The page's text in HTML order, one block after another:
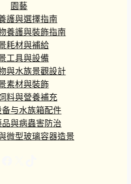
園藝
護與選擇指南
養護與裝飾指南
耗材與補給
工具與設備
與水族景觀設計
素材與裝飾
料與營養補充
备与水族箱配件
品與病蟲害防治
微型玻璃容器造景